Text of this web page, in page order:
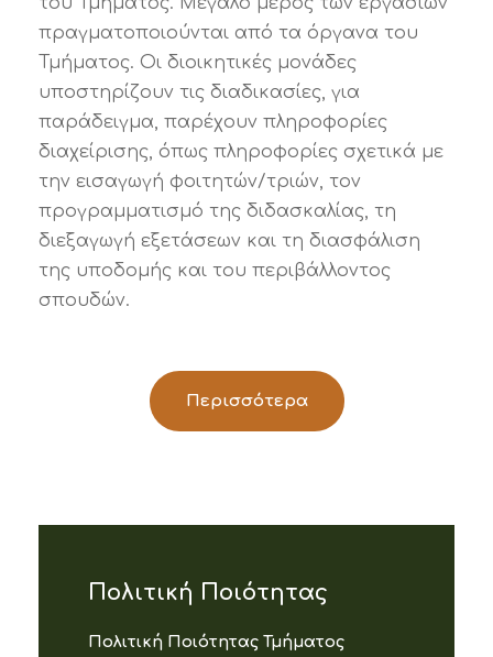
πραγματοποιούνται από τα όργανα του
Τμήματος. Οι διοικητικές μονάδες
υποστηρίζουν τις διαδικασίες, για
παράδειγμα, παρέχουν πληροφορίες
διαχείρισης, όπως πληροφορίες σχετικά με
την εισαγωγή φοιτητών/τριών, τον
προγραμματισμό της διδασκαλίας, τη
διεξαγωγή εξετάσεων και τη διασφάλιση
της υποδομής και του περιβάλλοντος
σπουδών.
Περισσότερα
Πολιτική Ποιότητας
Πολιτική Ποιότητας Τμήματος